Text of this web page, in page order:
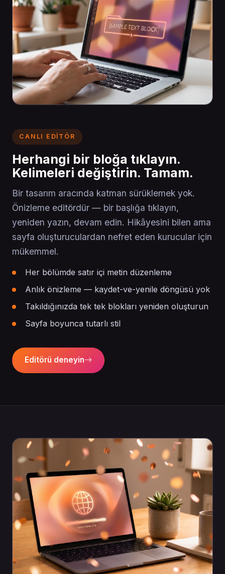
CANLI EDITÖR
Herhangi bir bloğa tıklayın.
Kelimeleri değiştirin. Tamam.
Bir tasarım aracında katman sürüklemek yok.
Önizleme editördür — bir başlığa tıklayın,
yeniden yazın, devam edin. Hikâyesini bilen ama
sayfa oluşturuculardan nefret eden kurucular için
mükemmel.
Her bölümde satır içi metin düzenleme
Anlık önizleme — kaydet-ve-yenile döngüsü yok
Takıldığınızda tek tek blokları yeniden oluşturun
Sayfa boyunca tutarlı stil
Editörü deneyin